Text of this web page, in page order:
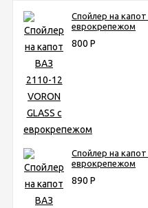
Спойлер на капот
еврокрепежом
800 Р
Спойлер на капот
еврокрепежом
890 Р